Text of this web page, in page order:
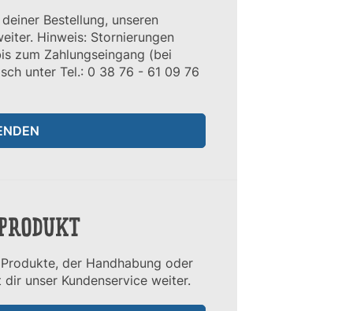
Bestellung, unseren
Hinweis: Stornierungen
zum Zahlungseingang (bei
unter Tel.: 0 38 76 - 61 09 76
der Handhabung oder
unser Kundenservice weiter.